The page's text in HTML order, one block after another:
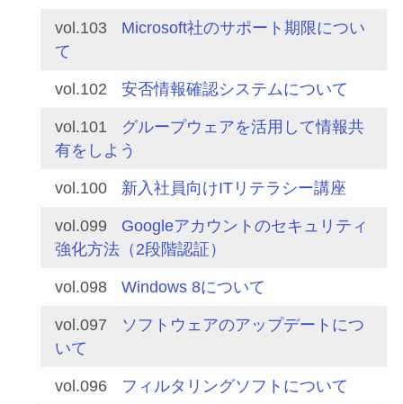
vol.103
Microsoft社のサポート期限につい
て
vol.102 安否情報確認システムについて
vol.101
グループウェアを活用して情報共
有をしよう
vol.100 新入社員向けITリテラシー講座
vol.099
Googleアカウントのセキュリティ
強化方法（2段階認証）
vol.098 Windows 8について
vol.097
ソフトウェアのアップデートにつ
いて
vol.096 フィルタリングソフトについて